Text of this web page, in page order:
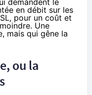
demandent le
en débit sur les
pour un coût et
Une
mais qui gêne la
ou la